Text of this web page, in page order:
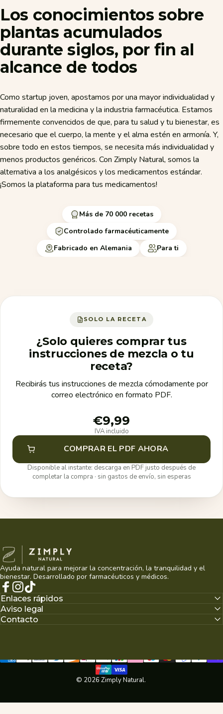
Los conocimientos sobre
plantas acumulados
durante siglos, por fin al
alcance de todos
Como startup joven, apostamos por una mayor individualidad y
naturalidad en la medicina y la industria farmacéutica. Estamos
firmemente convencidos de que, para tu salud y tu bienestar, es
necesario que el cuerpo, la mente y el alma estén en armonía. Y,
sobre todo en estos tiempos, se necesita más individualidad y
menos productos genéricos. Con Zimply Natural, somos la
alternativa a los analgésicos y los medicamentos estándar.
¡Somos la plataforma para tus medicamentos!
Más de 70 000 recetas
Controlado farmacéuticamente
Fabricado en Alemania
Para ti
SOLO LA RECETA
¿Solo quieres comprar tus
instrucciones de mezcla o tu
receta?
Recibirás tus instrucciones de mezcla cómodamente por
correo electrónico en formato PDF.
€9,99
IVA incluido
COMPRAR EL PDF AHORA
Disponible al instante: descarga en PDF justo después de
completar la compra · sin gastos de envío, sin esperas
Zimply Natural
Ayuda natural para mejorar la concentración, la tranquilidad y el
bienestar. Desarrollado por farmacéuticos y médicos.
Facebook
Instagram
TikTok
Enlaces rápidos
Aviso legal
Contacto
© 2026 Zimply Natural.